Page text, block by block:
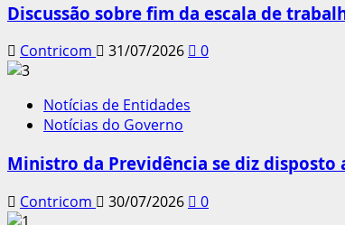
Discussão sobre fim da escala de
Contricom 31/07/2026 0
Notícias de Entidades
Notícias do Governo
Ministro da Previdência se diz
Contricom 30/07/2026 0